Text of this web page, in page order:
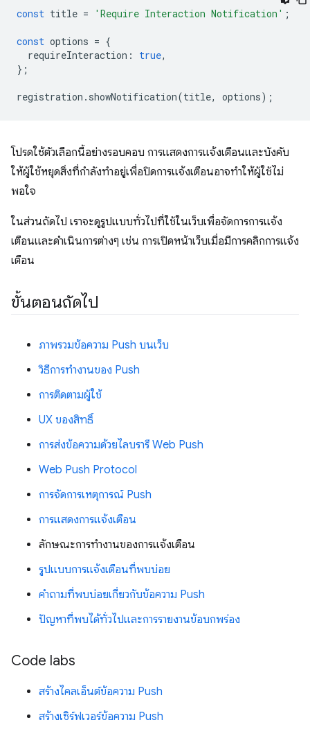
const title = 'Require Interaction Notification' ;
const options = {
requireInteraction : true,
};
registration . showNotification(title, options);
โปรดใช้ตัวเลือกนี้อย่างรอบคอบ การแสดงการแจ้งเตือนและบังคับ
ให้ผู้ใช้หยุดสิ่งที่กำลังทำอยู่เพื่อปิดการแจ้งเตือนอาจทำให้ผู้ใช้ไม่
พอใจ
ในส่วนถัดไป เราจะดูรูปแบบทั่วไปที่ใช้ในเว็บเพื่อจัดการการแจ้ง
เตือนและดำเนินการต่างๆ เช่น การเปิดหน้าเว็บเมื่อมีการคลิกการแจ้ง
เตือน
ขั้นตอนถัดไป
ภาพรวมข้อความ Push บนเว็บ
วิธีการทำงานของ Push
การติดตามผู้ใช้
UX ของสิทธิ์
การส่งข้อความด้วยไลบรารี Web Push
Web Push Protocol
การจัดการเหตุการณ์ Push
การแสดงการแจ้งเตือน
ลักษณะการทํางานของการแจ้งเตือน
รูปแบบการแจ้งเตือนที่พบบ่อย
คำถามที่พบบ่อยเกี่ยวกับข้อความ Push
ปัญหาที่พบได้ทั่วไปและการรายงานข้อบกพร่อง
Code labs
สร้างไคลเอ็นต์ข้อความ Push
สร้างเซิร์ฟเวอร์ข้อความ Push